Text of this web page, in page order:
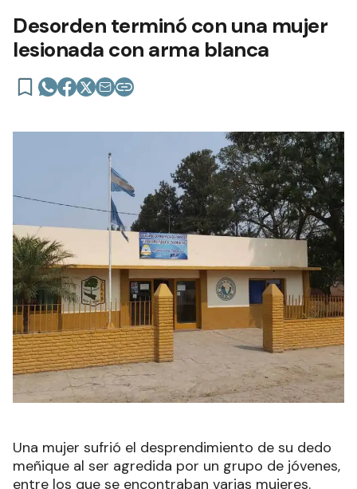
Desorden terminó con una mujer
lesionada con arma blanca
Una mujer sufrió el desprendimiento de su dedo
meñique al ser agredida por un grupo de jóvenes,
entre los que se encontraban varias mujeres.